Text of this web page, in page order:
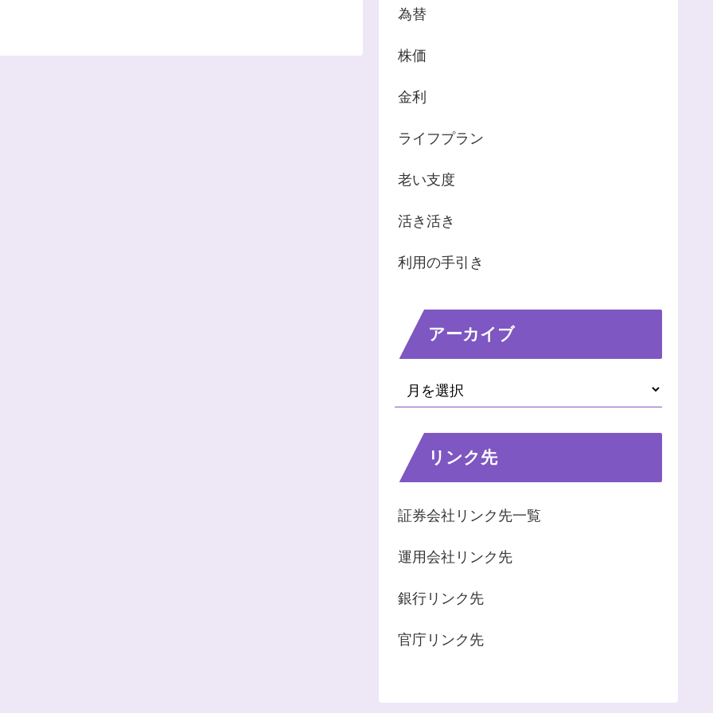
為替
株価
金利
ライフプラン
老い支度
活き活き
利用の手引き
アーカイブ
リンク先
証券会社リンク先一覧
運用会社リンク先
銀行リンク先
官庁リンク先